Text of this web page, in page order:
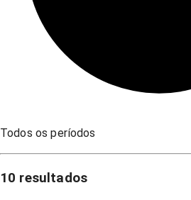
Todos os períodos
10 resultados